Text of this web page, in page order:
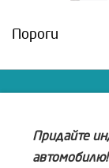
Пороги
Придайте
автомобилю!